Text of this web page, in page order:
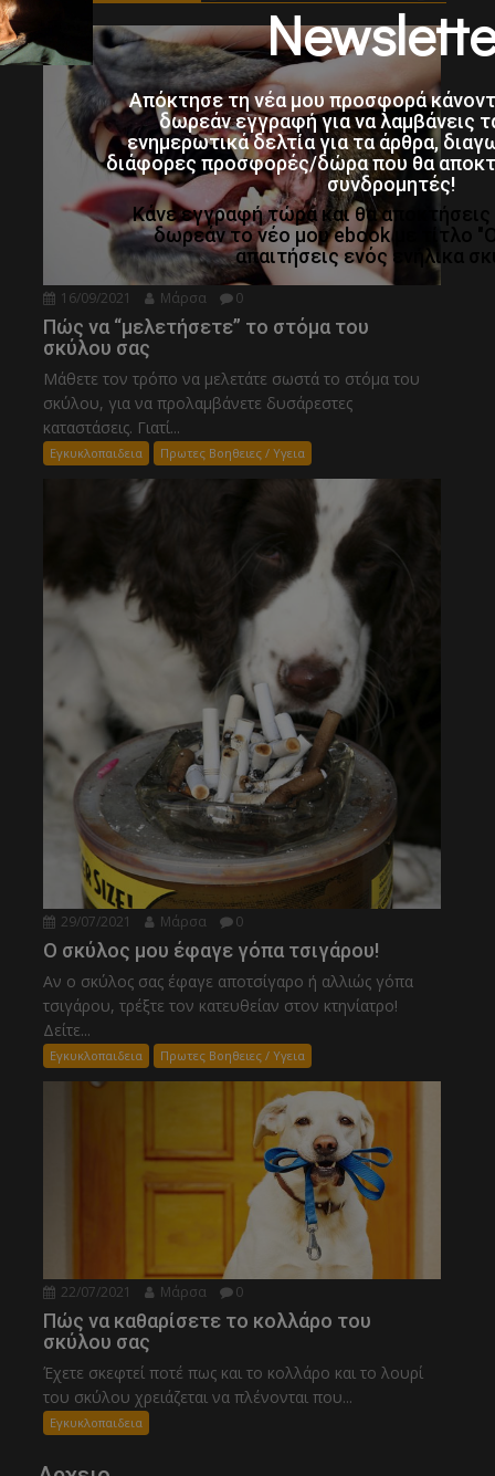
16/09/2021 Μάρσα 0
Πώς να “μελετήσετε” το στόμα του
σκύλου σας
Μάθετε τον τρόπο να μελετάτε σωστά το στόμα του
σκύλου, για να προλαμβάνετε δυσάρεστες
καταστάσεις. Γιατί...
Εγκυκλοπαιδεια Πρωτες Βοηθειες / Υγεια
29/07/2021 Μάρσα 0
Ο σκύλος μου έφαγε γόπα τσιγάρου!
Αν ο σκύλος σας έφαγε αποτσίγαρο ή αλλιώς γόπα
τσιγάρου, τρέξτε τον κατευθείαν στον κτηνίατρο!
Δείτε...
Εγκυκλοπαιδεια Πρωτες Βοηθειες / Υγεια
22/07/2021 Μάρσα 0
Πώς να καθαρίσετε το κολλάρο του
σκύλου σας
Έχετε σκεφτεί ποτέ πως και το κολλάρο και το λουρί
του σκύλου χρειάζεται να πλένονται που...
Εγκυκλοπαιδεια
Απόκτησε τη νέα μου προσφορά
δωρεάν εγγραφή για να λαμβάνεις
ενημερωτικά δελτία για τα άρθρα,
διάφορες προσφορές/δώρα που θα
συνδρομητές!
Κάνε εγγραφή τώρα και θα
δωρεάν το νέο μου ebook με τίτλο
απαιτήσεις ενός ενήλικα